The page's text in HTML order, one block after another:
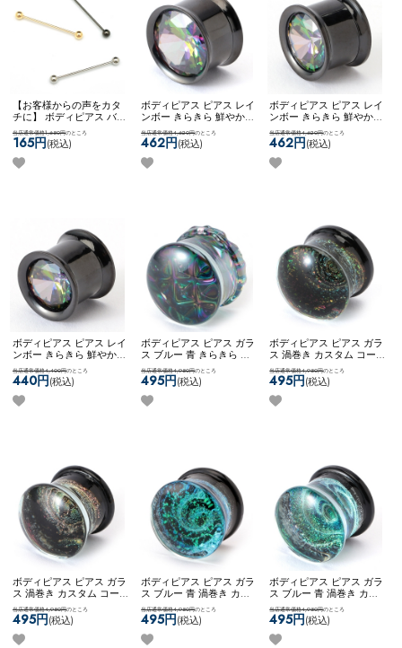
【お客様からの声をカタ
チに】 ボディピアス バー
ベル インダストリアル ス
テンレス 16g アレンジ カ
スタム ネコポスOK
インダストリアルバーベ
当店通常価格1,650円のところ
165円(税込)
ボディピアス ピアス レイ
ンボー きらきら 鮮やか
ジュエル カスタム コーデ
ィネート ステンレス ネコ
ポス不可[ 14mm ] ONEジ
ュエルフレア
当店通常価格4,620円のところ
462円(税込)
ボディピアス ピアス レイ
ンボー きらきら 鮮やか
ジュエル カスタム コーデ
ィネート ステンレス ネコ
ポス不可[ 12mm ] ONEジ
ュエルフレア
当店通常価格4,620円のところ
462円(税込)
ボディピアス ピアス レイ
ンボー きらきら 鮮やか
ジュエル カスタム コーデ
ィネート ステンレス ネコ
ポス不可[ 00G ] ONEジュ
エルフレア
当店通常価格4,400円のところ
440円(税込)
ボディピアス ピアス ガラ
ス ブルー 青 きらきら 鮮
やか カスタム コーディネ
ート ステンレス ネコポス
OK [ 14mm ] デザインガラ
スプラグ （ブルー）
当店通常価格4,950円のところ
495円(税込)
ボディピアス ピアス ガラ
ス 渦巻き カスタム コー
ディネート ステンレス き
れい 鮮やか ネコポスOK
14mm ] ガラスプラグ （グ
リーン）
当店通常価格4,950円のところ
495円(税込)
ボディピアス ピアス ガラ
ス 渦巻き カスタム コー
ディネート ステンレス き
れい 鮮やか ネコポス不可
[ 12mm ] ガラスプラグ
（グリーン）
当店通常価格4,950円のところ
495円(税込)
ボディピアス ピアス ガラ
ス ブルー 青 渦巻き カス
タム コーディネート ステ
ンレス きれい 鮮やか ネ
コポスOK[ 14mm ] ガラス
プラグ （ブルー）
当店通常価格4,950円のところ
495円(税込)
ボディピアス ピアス ガラ
ス ブルー 青 渦巻き カス
タム コーディネート ステ
ンレス きれい 鮮やか ネ
コポス不可[ 12mm ] ガラ
スプラグ （ブルー）
当店通常価格4,950円のところ
495円(税込)